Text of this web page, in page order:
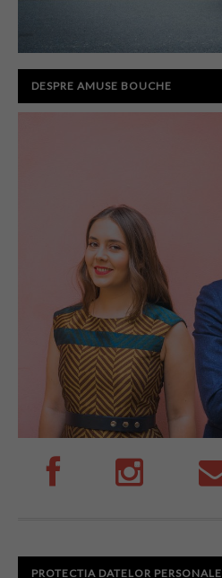
DESPRE AMUSE BOUCHE
PROTECTIA DATELOR PERSONALE